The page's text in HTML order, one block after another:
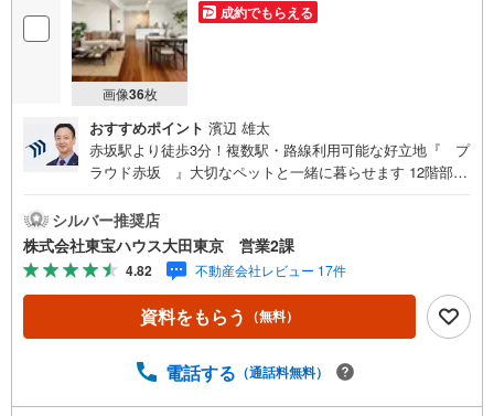
画像36枚
成約でもらえる
おすすめポイント 濱辺 雄太
赤坂駅より徒歩3分！複数駅・路線利用可能な好立地『 プ
ラウド赤坂 』大切なペットと一緒に暮らせます 12階部分
スポーザーが付いたシステムキッチン 乾燥や空気の汚れが
少なく暖かく過ごせる床暖房 浴室乾燥機付で雨の日でもス
トレスなくお洗濯 オートロック付なのでセキュリティ面も
安心です 留守中も荷物を受け取ることができる宅配ボック
ス有～東京、川崎エリアの「住まい」探しに確かな安心と
満足を～ 東宝ハウス大田東京ならではの高品質なサービス
ンのご相談 FPによるライフプランのシミュレーションお電
シルバー推奨店
株式会社東宝ハウス大田東京 営業2課
4.82 不動産会社レビュー 17件
資料をもらう （無料）
電話する （通話料無料）